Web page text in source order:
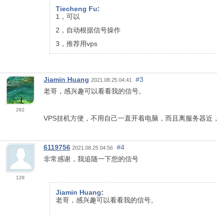
Tiecheng Fu:
1，可以
2，自动根据信号操作
3，推荐用vps
282
Jiamin Huang 2021.08.25 04:41
#3
老哥，感兴趣可以看看我的信号。
VPS挂机方便，不用自己一直开着电脑，而且离服务器近
128
6119756 2021.08.25 04:56
#4
非常感谢，我追随一下您的信号
Jiamin Huang:
老哥，感兴趣可以看看我的信号。